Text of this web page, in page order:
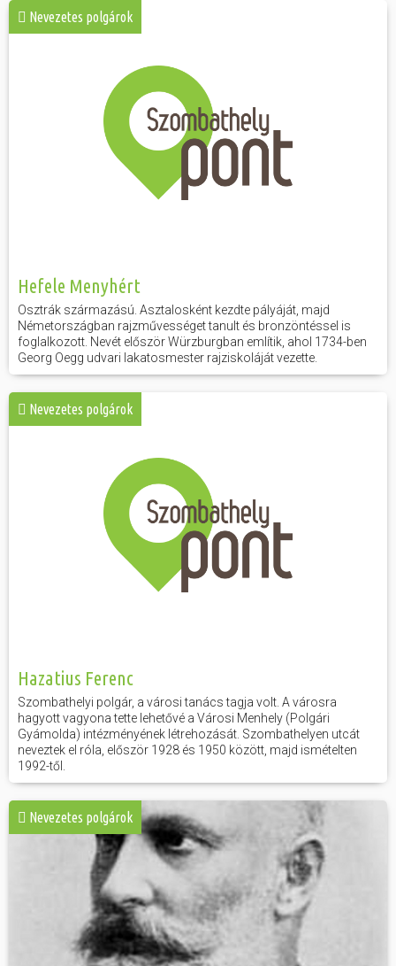
Nevezetes polgárok
Hefele Menyhért
Osztrák származású. Asztalosként kezdte pályáját, majd
Németországban rajzművességet tanult és bronzöntéssel is
foglalkozott. Nevét először Würzburgban említik, ahol 1734-ben
Georg Oegg udvari lakatosmester rajziskoláját vezette.
Nevezetes polgárok
Hazatius Ferenc
Szombathelyi polgár, a városi tanács tagja volt. A városra
hagyott vagyona tette lehetővé a Városi Menhely (Polgári
Gyámolda) intézményének létrehozását. Szombathelyen utcát
neveztek el róla, először 1928 és 1950 között, majd ismételten
1992-től.
Nevezetes polgárok